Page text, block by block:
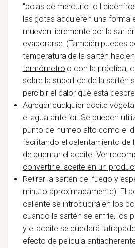
"bolas de mercurio" o
las gotas adquieren una forma
mueven libremente por la
evaporarse. (También puedes
temperatura de la sartén
termómetro o con la práctica,
sobre la superfice de la sartén
percibir el calor que esta
Agregar cualquier aceite
el agua anterior. Se pueden
punto de humeo alto como el
facilitando el calentamiento de
de quemar el aceite. Ver
convertir el aceite en un
Retirar la sartén del fuego y
minuto aproximadamente). El
caliente se introducirá en los
cuando la sartén se enfríe, los
y el aceite se quedará
efecto de película